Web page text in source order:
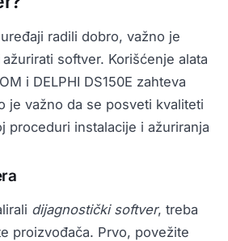
radili dobro, važno je
softver. Korišćenje alata
i DELPHI DS150E zahteva
je važno da se posveti kvaliteti
proceduri instalacije i ažuriranja
dijagnostički softver, treba
proizvođača. Prvo, povežite